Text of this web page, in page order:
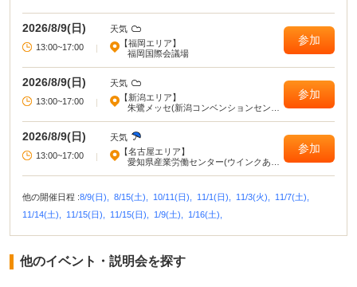
2026/8/9(日)
天気
13:00~17:00
|
【福岡エリア】
福岡国際会議場
参加
2026/8/9(日)
天気
13:00~17:00
|
【新潟エリア】
朱鷺メッセ(新潟コンベンションセンタ
参加
2026/8/9(日)
天気
13:00~17:00
|
【名古屋エリア】
愛知県産業労働センター(ウインクあい
参加
他の開催日程 :8/9(日), 8/15(土), 10/11(日), 11/1(日), 11/3(火),
11/7(土),
11/14(土),
11/15(日), 11/15(日), 1/9(土), 1/16(土),
他のイベント・説明会を探す